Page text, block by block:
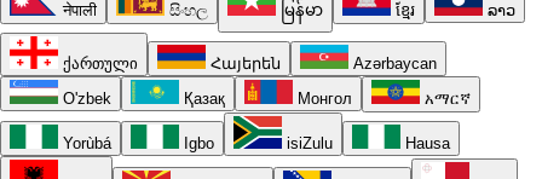
नेपाली සිංහල မြန်မာ ខ្មែរ ລາວ
ქართული Հայերեն
Azərbaycan
O'zbek
Қазақ Монгол አማርኛ
Yorùbá Igbo isiZulu Hausa